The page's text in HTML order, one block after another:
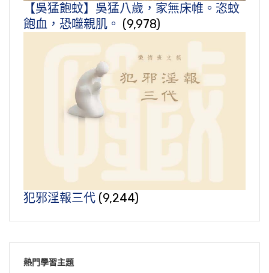
【吳猛飽蚊】吳猛八歲，家無床帷。恣蚊
飽血，恐噬親肌。 (9,978)
犯邪淫報三代 (9,244)
熱門學習主題